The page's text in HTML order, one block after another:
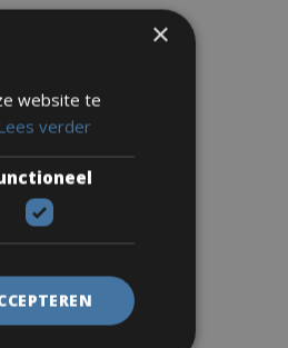
×
website te
verder